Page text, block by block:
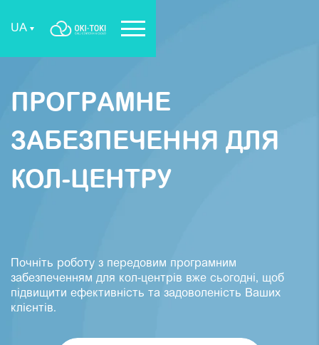
UA
ПРОГРАМНЕ
ЗАБЕЗПЕЧЕННЯ ДЛЯ
КОЛ-ЦЕНТРУ
Почніть роботу з передовим програмним
забезпеченням для кол-центрів вже сьогодні, щоб
підвищити ефективність та задоволеність Ваших
клієнтів.